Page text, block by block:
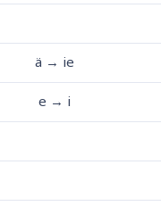
ä → ie
e → i